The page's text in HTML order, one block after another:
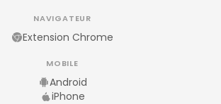
NAVIGATEUR
Extension Chrome
MOBILE
Android
iPhone